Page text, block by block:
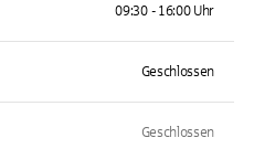
09:30 - 16:00 Uhr
Geschlossen
Geschlossen